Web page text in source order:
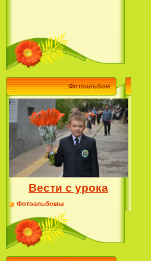
Фотоальбом
Вести с урока
Фотоальбомы